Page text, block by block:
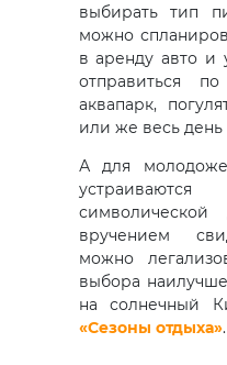
выбирать тип
можно
в аренду авто и
отправиться
аквапарк,
или же весь
А для
вручением
можно
выбора
на солнечный
«Сезоны отдыха».